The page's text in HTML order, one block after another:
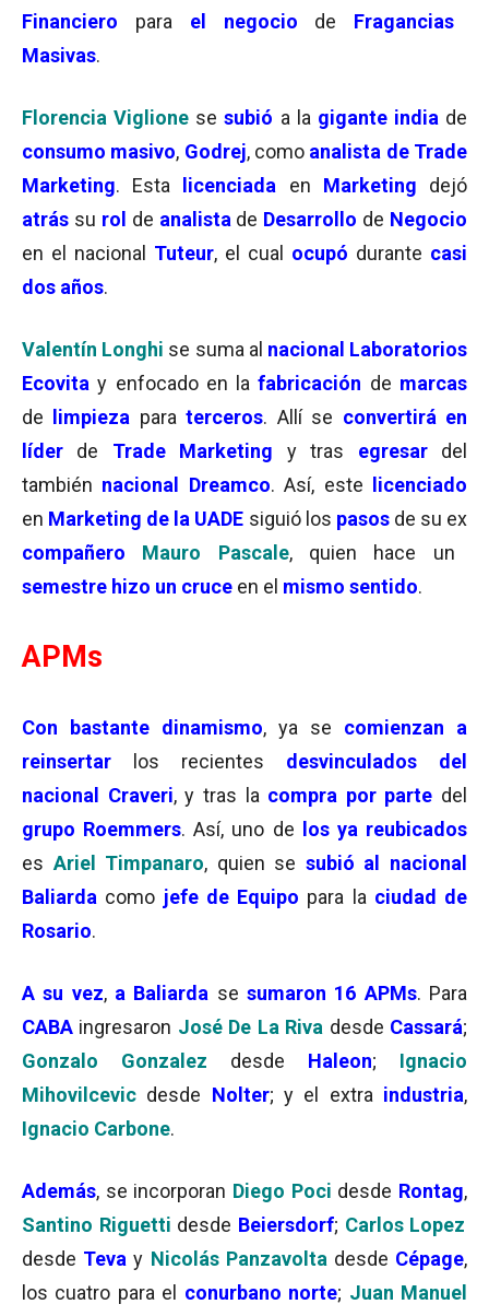
Financiero para el negocio de Fragancias
Masivas.
Florencia Viglione sesubió a la gigante india de
consumo masivo, Godrej, como analista de Trade
Marketing. Esta licenciada en Marketing dejó
atrás su rol de analista de Desarrollo de Negocio
en el nacional Tuteur, el cual ocupó durante casi
dos años.
Valentín Longhi se suma al nacional Laboratorios
Ecovitay enfocado en la fabricación de marcas
de
limpieza paraterceros. Allí se convertirá en
líder de Trade Marketing y tras egresar del
también nacional Dreamco. Así, este licenciado
en Marketing de la UADE siguió los pasosde su ex
compañero Mauro Pascale, quien hace un
semestre hizo un cruce en el mismo sentido.
APMs
Con bastante dinamismo, ya se comienzan a
reinsertar los recientes desvinculados del
nacional Craveri, y tras la compra por parte del
grupo Roemmers. Así, uno de los ya reubicados
es Ariel Timpanaro, quien se subió al nacional
Baliarda como jefe de Equipo para la ciudad de
Rosario.
A su vez,a Baliarda sesumaron 16 APMs. Para
CABA ingresaron José De La Riva desde Cassará;
Gonzalo Gonzalez
desde Haleon; Ignacio
Mihovilcevic desde Nolter; y el extra industria,
Ignacio Carbone.
Además, se incorporan Diego Poci desde Rontag,
Santino Riguetti desde Beiersdorf; Carlos Lopez
desde Tevay Nicolás Panzavolta desde Cépage,
los cuatro para el
conurbano norte; Juan Manuel